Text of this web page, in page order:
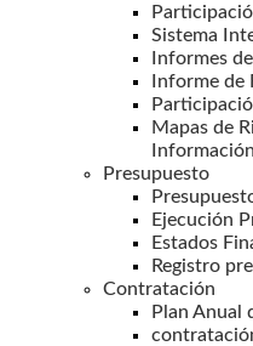
Sistema
Informes
Informe de
Mapas de
Información
Presupuesto
Ejecución
Estados
Registro
Contratación
Plan Anual